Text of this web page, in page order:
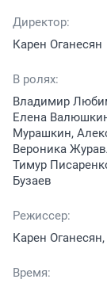
Директор:
Карен Оганесян
В ролях:
Владимир
Елена
Мурашкин,
Вероника
Тимур
Бузаев
Режиссер:
Карен
Время: